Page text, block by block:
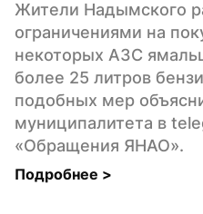
Жители Надымского
ограничениями на
некоторых АЗС
более 25 литров
подобных мер
муниципалитета в
«Обращения ЯНАО».
Подробнее >